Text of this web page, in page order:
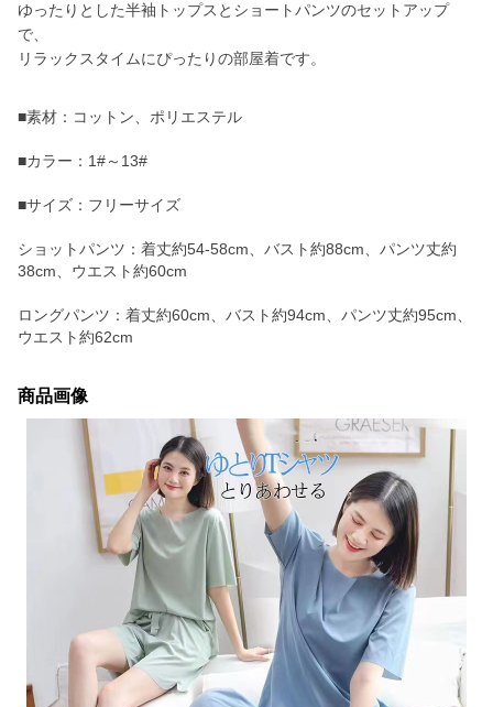
ゆったりとした半袖トップスとショートパンツのセットアップ
で、
リラックスタイムにぴったりの部屋着です。
■素材：コットン、ポリエステル
■カラー：1#～13#
■サイズ：フリーサイズ
ショットパンツ：着丈約54-58cm、バスト約88cm、パンツ丈約
38cm、ウエスト約60cm
ロングパンツ：着丈約60cm、バスト約94cm、パンツ丈約95cm、
ウエスト約62cm
商品画像